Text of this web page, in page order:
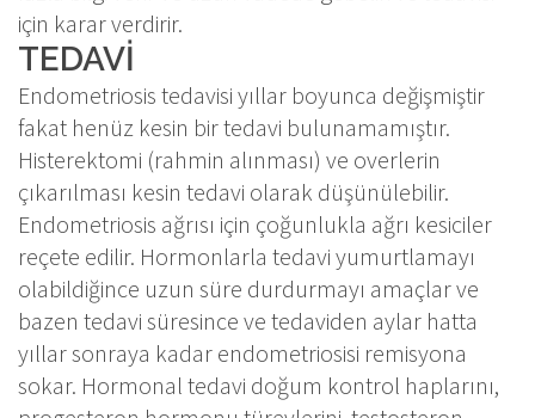
için karar verdirir.
TEDAVİ
Endometriosis tedavisi yıllar boyunca değişmiştir
fakat henüz kesin bir tedavi bulunamamıştır.
Histerektomi (rahmin alınması) ve overlerin
çıkarılması kesin tedavi olarak düşünülebilir.
Endometriosis ağrısı için çoğunlukla ağrı kesiciler
reçete edilir. Hormonlarla tedavi yumurtlamayı
olabildiğince uzun süre durdurmayı amaçlar ve
bazen tedavi süresince ve tedaviden aylar hatta
yıllar sonraya kadar endometriosisi remisyona
sokar. Hormonal tedavi doğum kontrol haplarını,